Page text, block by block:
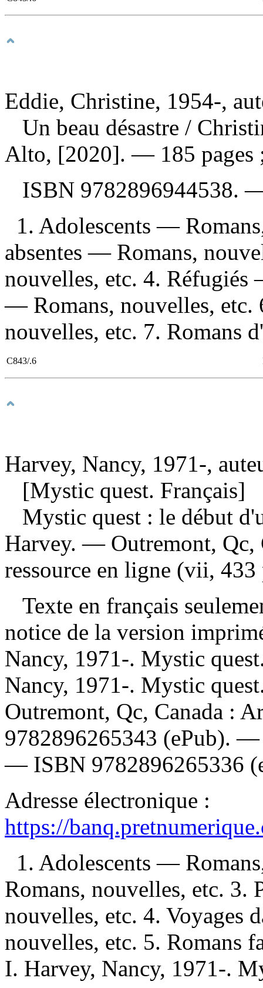
Eddie, Christine, 1954-,
Un beau désastre /
Alto, [2020]. — 185 pages
ISBN 9782896944538.
1. Adolescents —
absentes — Romans,
nouvelles, etc. 4.
— Romans, nouvelles, etc.
nouvelles, etc. 7. Romans
C843/.6
Harvey, Nancy, 1971-,
[Mystic quest. Français]
Mystic quest : le début
Harvey. — Outremont,
ressource en ligne (vii,
Texte en français
notice de la version
Nancy, 1971-. Mystic
Nancy, 1971-. Mystic
Outremont, Qc, Canada :
9782896265343 (ePub).
— ISBN 9782896265336
Adresse électronique :
https://
1. Adolescents —
Romans, nouvelles, etc.
nouvelles, etc. 4. Voyages
nouvelles, etc. 5. Romans
I. Harvey, Nancy, 1971-.